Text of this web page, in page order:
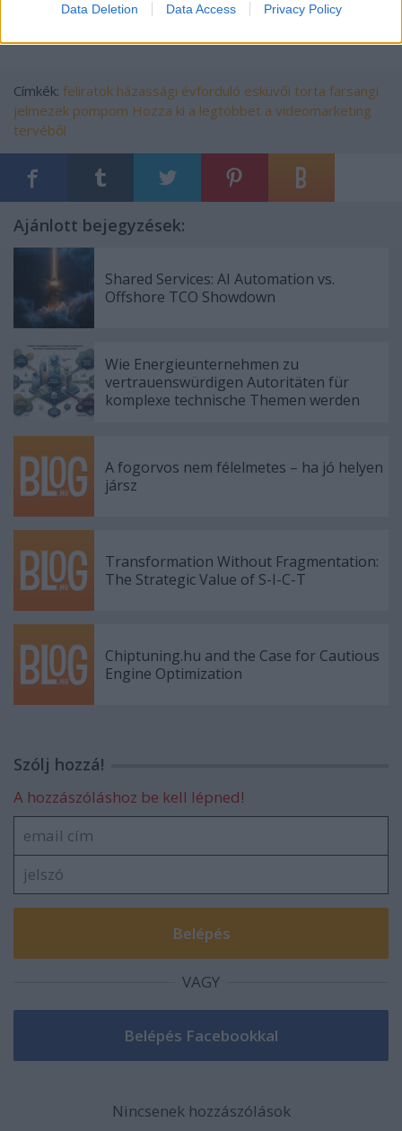
Data Deletion Data Access Privacy Policy
Címkék: feliratok házassági évforduló esküvői torta farsangi
jelmezek pompom Hozza ki a legtöbbet a videomarketing
tervéből
Ajánlott bejegyzések:
Shared Services: AI Automation vs.
Offshore TCO Showdown
Wie Energieunternehmen zu
vertrauenswürdigen Autoritäten für
komplexe technische Themen werden
A fogorvos nem félelmetes – ha jó helyen
jársz
Transformation Without Fragmentation:
The Strategic Value of S-I-C-T
Chiptuning.hu and the Case for Cautious
Engine Optimization
Szólj hozzá!
A hozzászóláshoz be kell lépned!
VAGY
Nincsenek hozzászólások